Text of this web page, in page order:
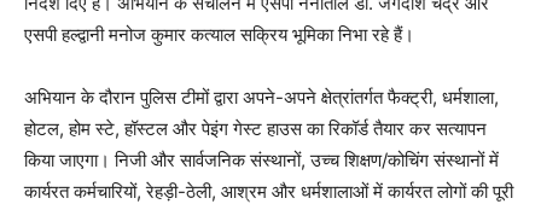
एसपी हल्द्वानी मनोज कुमार कत्याल सक्रिय भूमिका निभा रहे हैं।
अभियान के दौरान पुलिस टीमों द्वारा अपने-अपने क्षेत्रांतर्गत फैक्ट्री, धर्मशाला,
होटल, होम स्टे, हॉस्टल और पेइंग गेस्ट हाउस का रिकॉर्ड तैयार कर सत्यापन
किया जाएगा। निजी और सार्वजनिक संस्थानों, उच्च शिक्षण/कोचिंग संस्थानों में
कार्यरत कर्मचारियों, रेहड़ी-ठेली, आश्रम और धर्मशालाओं में कार्यरत लोगों की पूरी